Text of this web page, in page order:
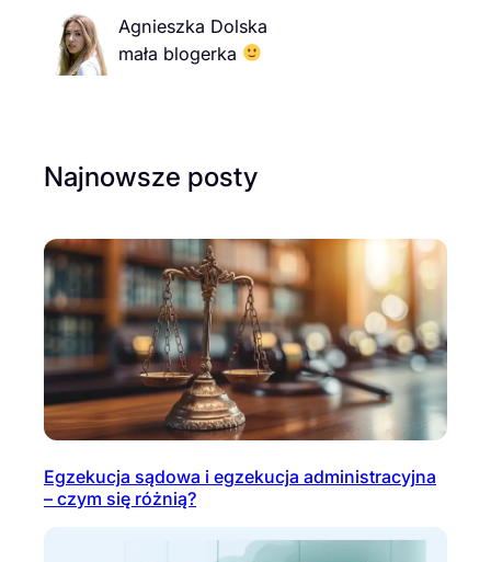
Agnieszka Dolska
mała blogerka
Najnowsze posty
Egzekucja sądowa i egzekucja administracyjna
– czym się różnią?